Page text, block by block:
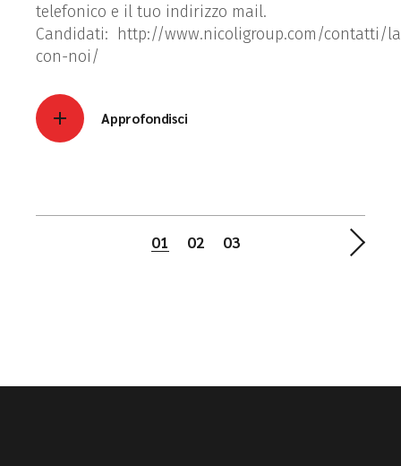
telefonico e il tuo indirizzo mail.
Candidati: http://www.nicoligroup.com/contatti/
con-noi/
Approfondisci
01 02 03